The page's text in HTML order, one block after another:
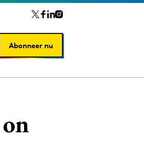
Abonneer nu
Abonneer nu